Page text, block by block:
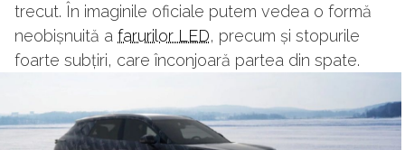
trecut. În imaginile oficiale putem vedea o formă
neobișnuită a farurilor LED, precum și stopurile
foarte subțiri, care înconjoară partea din spate.